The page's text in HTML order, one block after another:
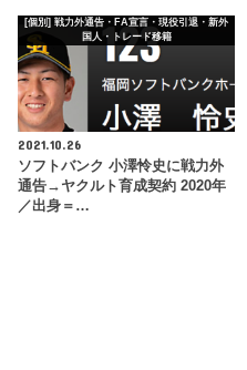
[個別] 戦力外通告・FA宣言・現役引退・新外
国人・トレード移籍
2021.10.26
ソフトバンク 小澤怜史に戦力外
通告→ヤクルト育成契約 2020年
／出身＝…